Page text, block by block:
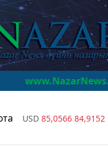
USD 85,0566 84,9152